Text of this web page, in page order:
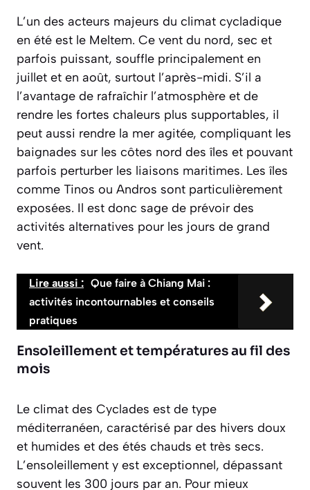
L’un des acteurs majeurs du climat cycladique
en été est le Meltem. Ce vent du nord, sec et
parfois puissant, souffle principalement en
juillet et en août, surtout l’après-midi. S’il a
l’avantage de rafraîchir l’atmosphère et de
rendre les fortes chaleurs plus supportables, il
peut aussi rendre la mer agitée, compliquant les
baignades sur les côtes nord des îles et pouvant
parfois perturber les liaisons maritimes. Les îles
comme Tinos ou Andros sont particulièrement
exposées. Il est donc sage de prévoir des
activités alternatives pour les jours de grand
vent.
Lire aussi : Que faire à Chiang Mai :
activités incontournables et conseils
pratiques
Ensoleillement et températures au fil des
mois
Le climat des Cyclades est de type
méditerranéen, caractérisé par des hivers doux
et humides et des étés chauds et très secs.
L’ensoleillement y est exceptionnel, dépassant
souvent les 300 jours par an. Pour mieux